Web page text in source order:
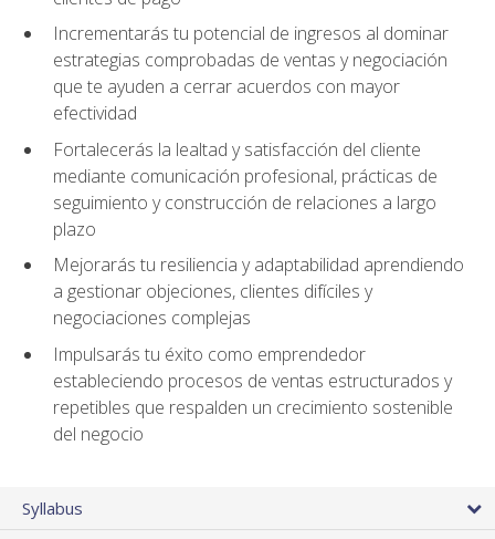
Incrementarás tu potencial de ingresos al dominar
estrategias comprobadas de ventas y negociación
que te ayuden a cerrar acuerdos con mayor
efectividad
Fortalecerás la lealtad y satisfacción del cliente
mediante comunicación profesional, prácticas de
seguimiento y construcción de relaciones a largo
plazo
Mejorarás tu resiliencia y adaptabilidad aprendiendo
a gestionar objeciones, clientes difíciles y
negociaciones complejas
Impulsarás tu éxito como emprendedor
estableciendo procesos de ventas estructurados y
repetibles que respalden un crecimiento sostenible
del negocio
Syllabus